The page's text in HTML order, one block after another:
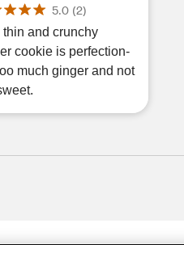
5.0 (2)
thin and crunchy
cookie is perfection-
much ginger and not